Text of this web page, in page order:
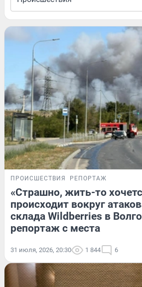
ПРОИСШЕСТВИЯ РЕПОРТАЖ
«Страшно, жить-то
происходит вокруг
склада Wildberries в
репортаж с места
31 июля, 2026, 20:30 1 844 6